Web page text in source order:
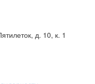
д. 10, к. 1